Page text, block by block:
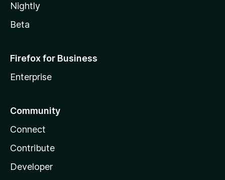
Nightly
Beta
Firefox for Business
Enterprise
Community
Connect
Contribute
Developer